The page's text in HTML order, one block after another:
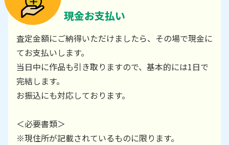
現金お支払い
査定金額にご納得いただけましたら、その場で現金に
てお支払いします。
当日中に作品も引き取りますので、基本的には1日で
完結します。
お振込にも対応しております。
＜必要書類＞
※現住所が記載されているものに限ります。